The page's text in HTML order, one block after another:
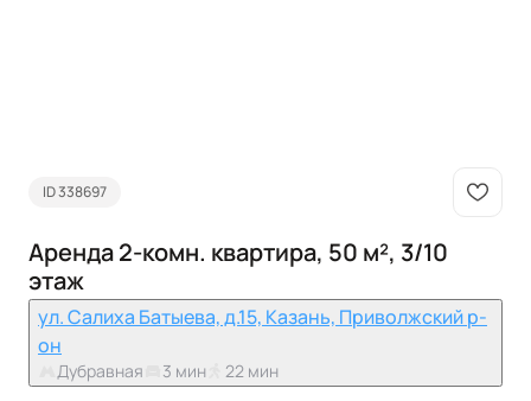
ID 338697
Аренда 2-комн. квартира, 50 м², 3/10
этаж
ул. Салиха Батыева, д.15, Казань, Приволжский р-
он
Дубравная 3 мин 22 мин